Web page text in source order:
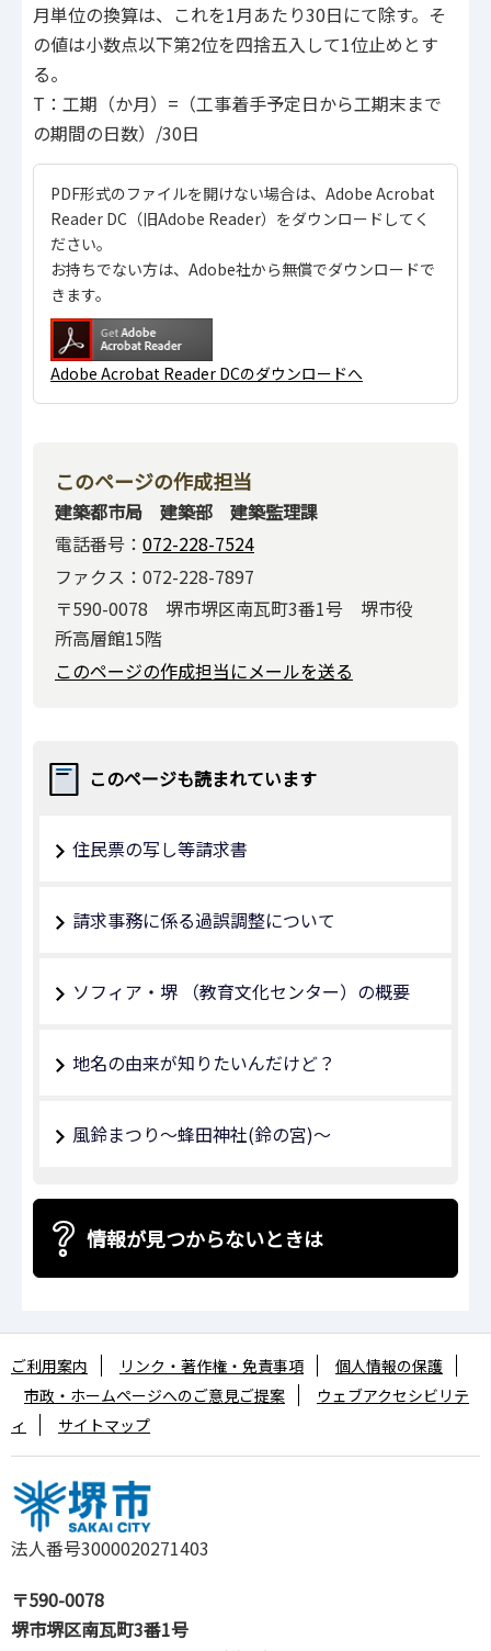
月単位の換算は、これを1月あたり30日にて除す。そ
の値は小数点以下第2位を四捨五入して1位止めとす
る。
T：工期（か月）=（工事着手予定日から工期末まで
の期間の日数）/30日
PDF形式のファイルを開けない場合は、Adobe Acrobat
Reader DC（旧Adobe Reader）をダウンロードしてく
ださい。
お持ちでない方は、Adobe社から無償でダウンロードで
きます。
Adobe Acrobat Reader DCのダウンロードへ
このページの作成担当
建築都市局 建築部 建築監理課
電話番号： 072-228-7524
ファクス：072-228-7897
〒590-0078 堺市堺区南瓦町3番1号 堺市役
所高層館15階
このページの作成担当にメールを送る
このページも読まれています
住民票の写し等請求書
請求事務に係る過誤調整について
ソフィア・堺 （教育文化センター）の概要
地名の由来が知りたいんだけど？
風鈴まつり～蜂田神社(鈴の宮)～
情報が見つからないときは
法人番号3000020271403
〒590-0078
堺市堺区南瓦町3番1号
ご利用案内 リンク・著作権・免責事項
個人情報の保護
市政・ホームページへのご意見ご提案
ウェブアクセシビリテ
ィ
サイトマップ